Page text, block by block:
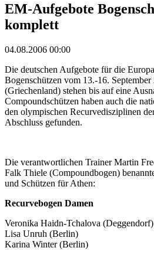
EM-Aufgebote
komplett
04.08.2006 00:00
Die deutschen Aufgebote für die
Bogenschützen vom 13.-16.
(Griechenland) stehen bis auf eine
Compoundschützen haben auch die
den olympischen Recurvedisziplinen
Abschluss gefunden.
Die verantwortlichen Trainer Martin
Falk Thiele (Compoundbogen)
und Schützen für Athen:
Recurvebogen Damen
Veronika Haidn-Tchalova (Deggendorf)
Lisa Unruh (Berlin)
Karina Winter (Berlin)